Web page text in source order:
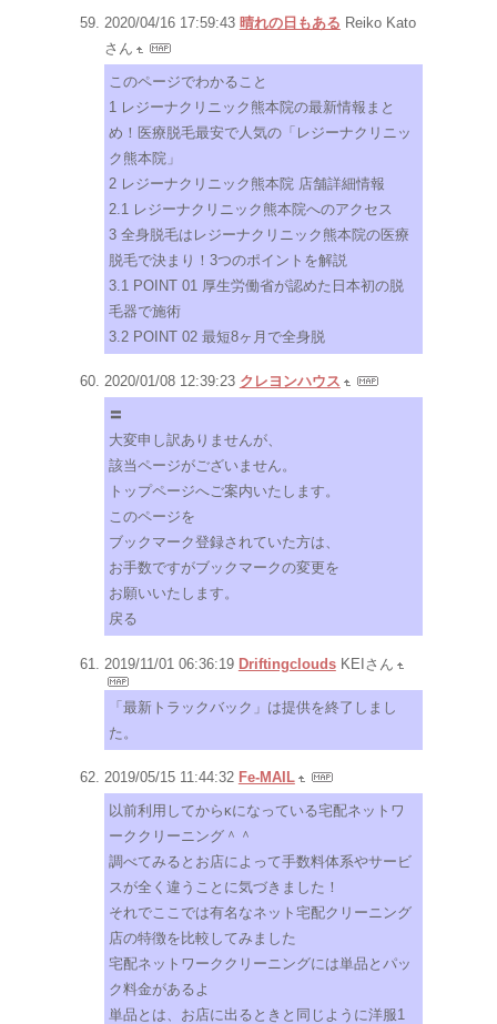
2020/04/16 17:59:43 晴れの日もある Reiko Kato
さん
このページでわかること
1 レジーナクリニック熊本院の最新情報まと
め！医療脱毛最安で人気の「レジーナクリニッ
ク熊本院」
2 レジーナクリニック熊本院 店舗詳細情報
2.1 レジーナクリニック熊本院へのアクセス
3 全身脱毛はレジーナクリニック熊本院の医療
脱毛で決まり！3つのポイントを解説
3.1 POINT 01 厚生労働省が認めた日本初の脱
毛器で施術
3.2 POINT 02 最短8ヶ月で全身脱
2020/01/08 12:39:23 クレヨンハウス
〓
大変申し訳ありませんが、
該当ページがございません。
トップページへご案内いたします。
このページを
ブックマーク登録されていた方は、
お手数ですがブックマークの変更を
お願いいたします。
戻る
2019/11/01 06:36:19 Driftingclouds KEIさん
「最新トラックバック」は提供を終了しまし
た。
2019/05/15 11:44:32 Fe-MAIL
以前利用してからκになっている宅配ネットワ
ーククリーニング＾＾
調べてみるとお店によって手数料体系やサービ
スが全く違うことに気づきました！
それでここでは有名なネット宅配クリーニング
店の特徴を比較してみました
宅配ネットワーククリーニングには単品とパッ
ク料金があるよ
単品とは、お店に出るときと同じように洋服1